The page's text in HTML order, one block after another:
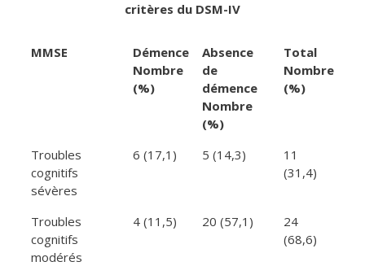
critères du DSM-IV
MMSE
Démence
Nombre
(%)
Absence
de
démence
Nombre
(%)
Total
Nombre
(%)
Troubles
cognitifs
sévères
6 (17,1) 5 (14,3)
11
(31,4)
Troubles
cognitifs
modérés
4 (11,5) 20 (57,1)
24
(68,6)